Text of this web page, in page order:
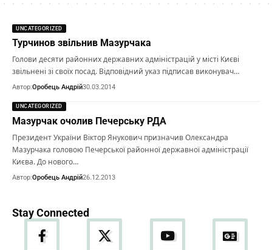
UNCATEGORIZED
Турчинов звільнив Мазурчака
Голови десяти районних державних адміністрацій у місті Києві
звільнені зі своїх посад. Відповідний указ підписав виконувач…
Автор:Оробець Андрій30.03.2014
UNCATEGORIZED
Мазурчак очолив Печерську РДА
Президент України Віктор Янукович призначив Олександра
Мазурчака головою Печерської районної державної адміністрації
Києва. До нового…
Автор:Оробець Андрій26.12.2013
Stay Connected